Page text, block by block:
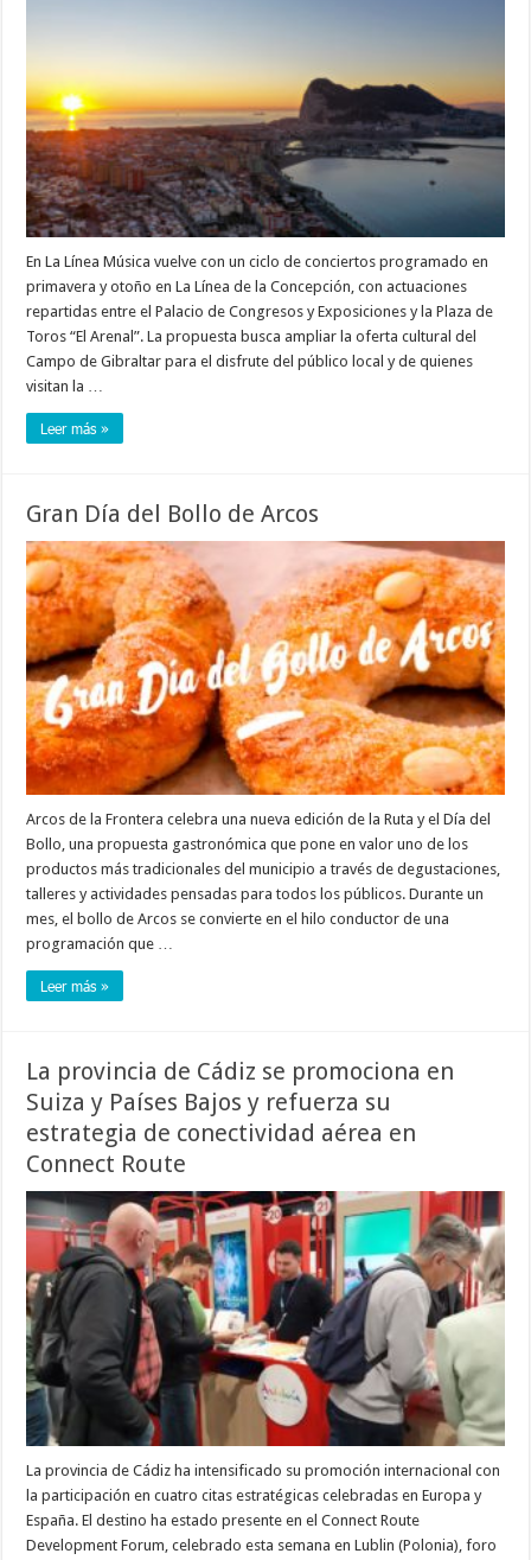
En La Línea Música vuelve con un ciclo de conciertos programado en
primavera y otoño en La Línea de la Concepción, con actuaciones
repartidas entre el Palacio de Congresos y Exposiciones y la Plaza de
Toros “El Arenal”. La propuesta busca ampliar la oferta cultural del
Campo de Gibraltar para el disfrute del público local y de quienes
visitan la …
Leer más »
Gran Día del Bollo de Arcos
Arcos de la Frontera celebra una nueva edición de la Ruta y el Día del
Bollo, una propuesta gastronómica que pone en valor uno de los
productos más tradicionales del municipio a través de degustaciones,
talleres y actividades pensadas para todos los públicos. Durante un
mes, el bollo de Arcos se convierte en el hilo conductor de una
programación que …
Leer más »
La provincia de Cádiz se promociona en
Suiza y Países Bajos y refuerza su
estrategia de conectividad aérea en
Connect Route
La provincia de Cádiz ha intensificado su promoción internacional con
la participación en cuatro citas estratégicas celebradas en Europa y
España. El destino ha estado presente en el Connect Route
Development Forum, celebrado esta semana en Lublin (Polonia), foro